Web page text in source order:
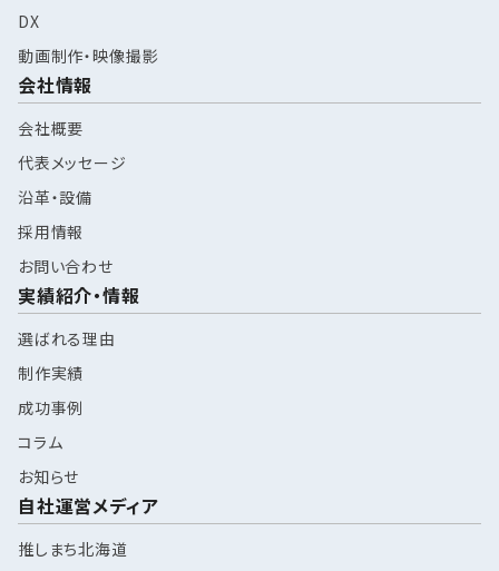
DX
動画制作・映像撮影
会社情報
会社概要
代表メッセージ
沿革・設備
採用情報
お問い合わせ
実績紹介・情報
選ばれる理由
制作実績
成功事例
コラム
お知らせ
自社運営メディア
推しまち北海道